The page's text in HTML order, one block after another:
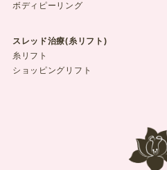
ボディピーリング
スレッド治療(糸リフト)
糸リフト
ショッピングリフト